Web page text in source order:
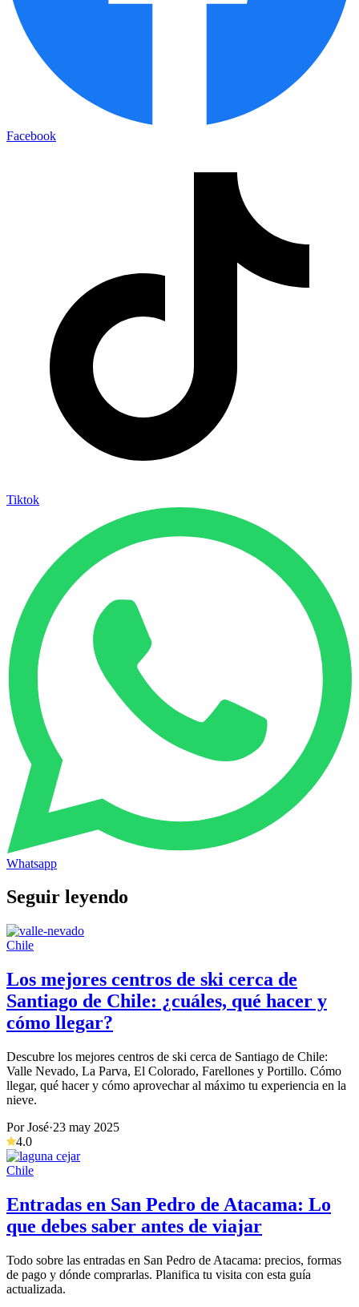
Facebook
Tiktok
Whatsapp
Seguir leyendo
Chile
Los mejores centros de ski cerca de
Santiago de Chile: ¿cuáles, qué hacer y
cómo llegar?
Descubre los mejores centros de ski cerca de Santiago de Chile:
Valle Nevado, La Parva, El Colorado, Farellones y Portillo. Cómo
llegar, qué hacer y cómo aprovechar al máximo tu experiencia en la
nieve.
Por José·23 may 2025
4.0
Chile
Entradas en San Pedro de Atacama: Lo
que debes saber antes de viajar
Todo sobre las entradas en San Pedro de Atacama: precios, formas
de pago y dónde comprarlas. Planifica tu visita con esta guía
actualizada.